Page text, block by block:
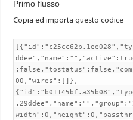
Primo flusso
Copia ed importa questo codice
00,"wires":[]},